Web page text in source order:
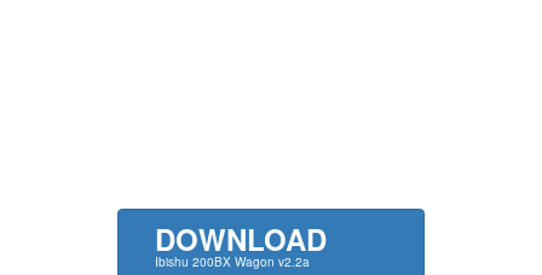
DOWNLOAD
Ibishu 200BX Wagon v2.2a